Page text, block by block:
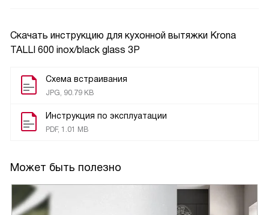
Скачать инструкцию для кухонной вытяжки Krona
TALLI 600 inox/black glass 3P
Схема встраивания
JPG, 90.79 KB
Инструкция по эксплуатации
PDF, 1.01 MB
Может быть полезно
современно.
выбирать нужный режим в зависимости от того, что я
Освещение светодиодными лампами делает процесс
приобретаются отдельно, эффективно улавливают жир и
запахи, сохраняя воздух на кухне свежим и чистым.